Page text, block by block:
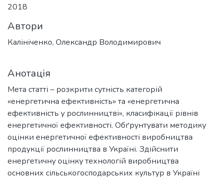
2018
Автори
Калініченко, Олександр Володимирович
Анотація
Мета статті – розкрити сутність категорій
«енергетична ефективність» та «енергетична
ефективність у рослинництві», класифікації рівнів
енергетичної ефективності. Обґрунтувати методику
оцінки енергетичної ефективності виробництва
продукції рослинництва в Україні. Здійснити
енергетичну оцінку технологій виробництва
основних сільськогосподарських культур в Україні